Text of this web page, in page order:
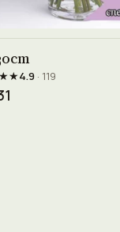
4.9· 119